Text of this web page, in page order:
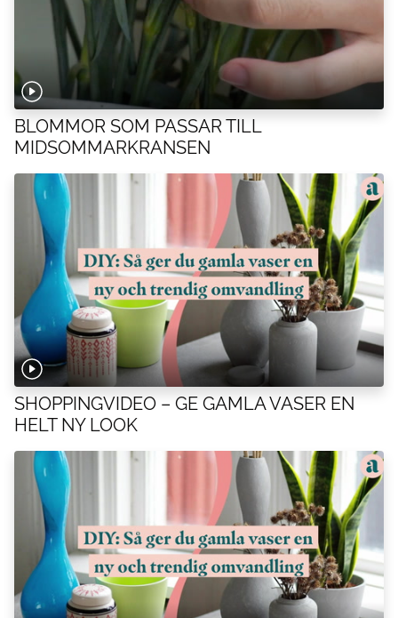
BLOMMOR SOM PASSAR TILL
MIDSOMMARKRANSEN
SHOPPINGVIDEO – GE GAMLA VASER EN
HELT NY LOOK